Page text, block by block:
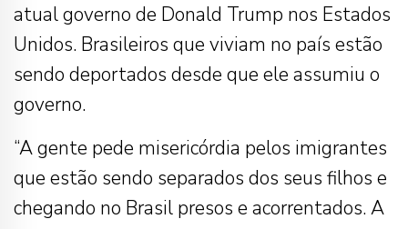
atual governo de Donald Trump nos Estados
Unidos. Brasileiros que viviam no país estão
sendo deportados desde que ele assumiu o
governo.
“A gente pede misericórdia pelos imigrantes
que estão sendo separados dos seus filhos e
chegando no Brasil presos e acorrentados. A